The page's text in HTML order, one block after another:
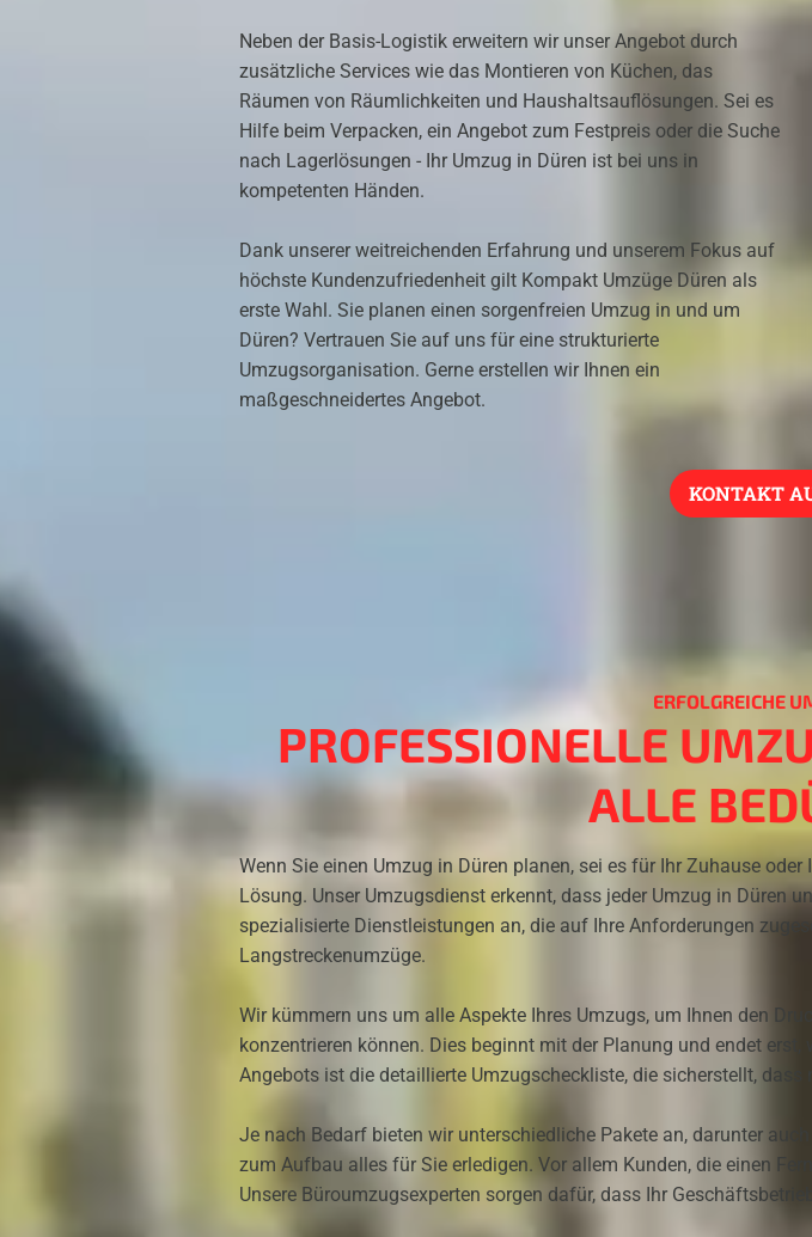
Neben der Basis-Logistik erweitern wir unser Angebot durch
zusätzliche Services wie das Montieren von Küchen, das
Räumen von Räumlichkeiten und Haushaltsauflösungen. Sei es
Hilfe beim Verpacken, ein Angebot zum Festpreis oder die Suche
nach Lagerlösungen - Ihr Umzug in Düren ist bei uns in
kompetenten Händen.
Dank unserer weitreichenden Erfahrung und unserem Fokus auf
höchste Kundenzufriedenheit gilt Kompakt Umzüge Düren als
erste Wahl. Sie planen einen sorgenfreien Umzug in und um
Düren? Vertrauen Sie auf uns für eine strukturierte
Umzugsorganisation. Gerne erstellen wir Ihnen ein
maßgeschneidertes Angebot.
KONTAKT
ERFOLGREICHE
PROFESSIONELLE
ALLE
Wenn Sie einen Umzug in Düren planen, sei es für Ihr Zuhause
Lösung. Unser Umzugsdienst erkennt, dass jeder Umzug in Düren
spezialisierte Dienstleistungen an, die auf Ihre Anforderungen
Langstreckenumzüge.
Wir kümmern uns um alle Aspekte Ihres Umzugs, um Ihnen den
konzentrieren können. Dies beginnt mit der Planung und endet
Angebots ist die detaillierte Umzugscheckliste, die sicherstellt, dass
Je nach Bedarf bieten wir unterschiedliche Pakete an, darunter
zum Aufbau alles für Sie erledigen. Vor allem Kunden, die einen
Unsere Büroumzugsexperten sorgen dafür, dass Ihr